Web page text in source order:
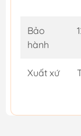
Bảo
hành
Xuất xứ